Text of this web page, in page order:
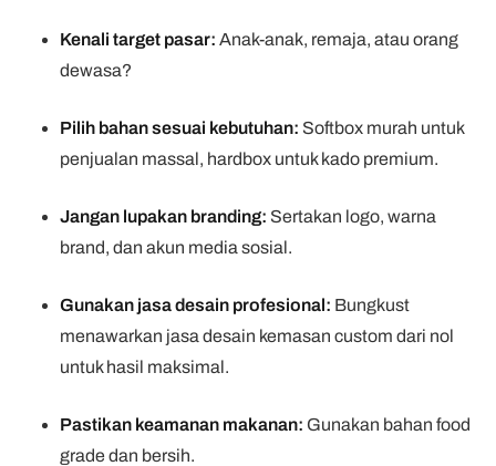
Kenali target pasar: Anak-anak, remaja, atau orang
dewasa?
Pilih bahan sesuai kebutuhan: Softbox murah untuk
penjualan massal, hardbox untuk kado premium.
Jangan lupakan branding: Sertakan logo, warna
brand, dan akun media sosial.
Gunakan jasa desain profesional: Bungkust
menawarkan jasa desain kemasan custom dari nol
untuk hasil maksimal.
Pastikan keamanan makanan: Gunakan bahan food
grade dan bersih.